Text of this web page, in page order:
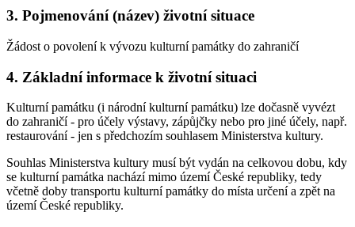
3. Pojmenování (název) životní situace
Žádost o povolení k vývozu kulturní památky do zahraničí
4. Základní informace k životní situaci
Kulturní památku (i národní kulturní památku) lze dočasně vyvézt
do zahraničí - pro účely výstavy, zápůjčky nebo pro jiné účely, např.
restaurování - jen s předchozím souhlasem Ministerstva kultury.
Souhlas Ministerstva kultury musí být vydán na celkovou dobu, kdy
se kulturní památka nachází mimo území České republiky, tedy
včetně doby transportu kulturní památky do místa určení a zpět na
území České republiky.